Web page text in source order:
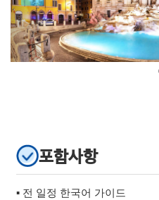
포함사항
▪ 전 일정 한국어 가이드